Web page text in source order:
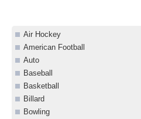
Air Hockey
American Football
Auto
Baseball
Basketball
Billard
Bowling